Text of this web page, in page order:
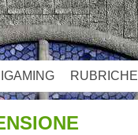
IGAMING RUBRICHE